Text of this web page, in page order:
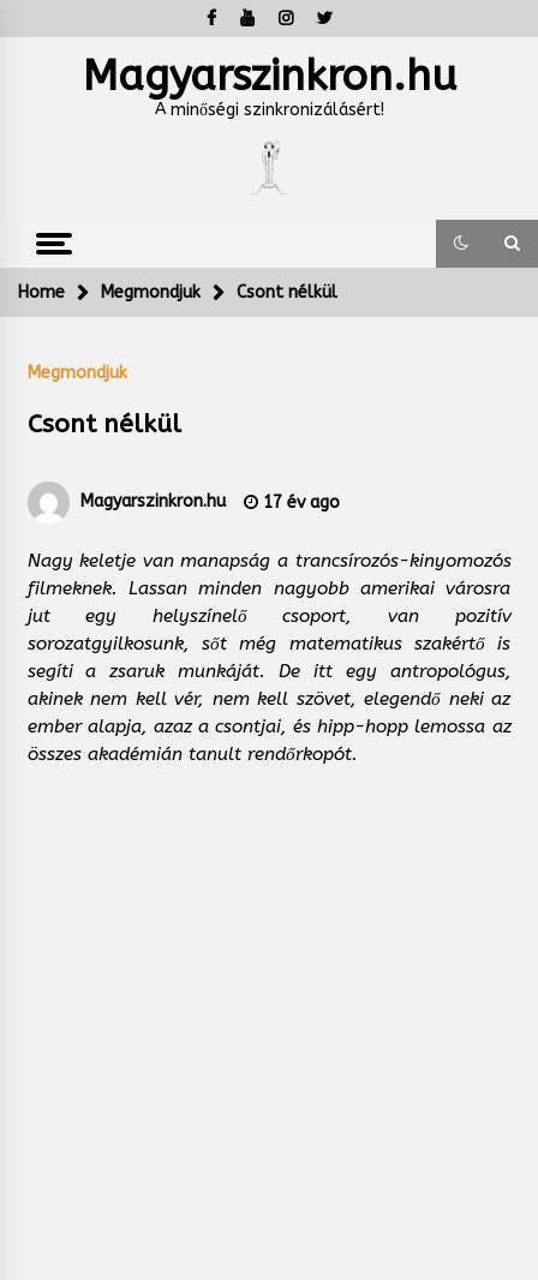
to
Magyarszinkron.hu
A minőségi szinkronizálásért!
Home Megmondjuk Csont nélkül
Megmondjuk
Csont nélkül
Magyarszinkron.hu 17 év ago
Nagy keletje van manapság a trancsírozós-kinyomozós
filmeknek. Lassan minden nagyobb amerikai városra
jut egy helyszínelő csoport, van pozitív
sorozatgyilkosunk, sőt még matematikus szakértő is
segíti a zsaruk munkáját. De itt egy antropológus,
akinek nem kell vér, nem kell szövet, elegendő neki az
ember alapja, azaz a csontjai, és hipp-hopp lemossa az
összes akadémián tanult rendőrkopót.